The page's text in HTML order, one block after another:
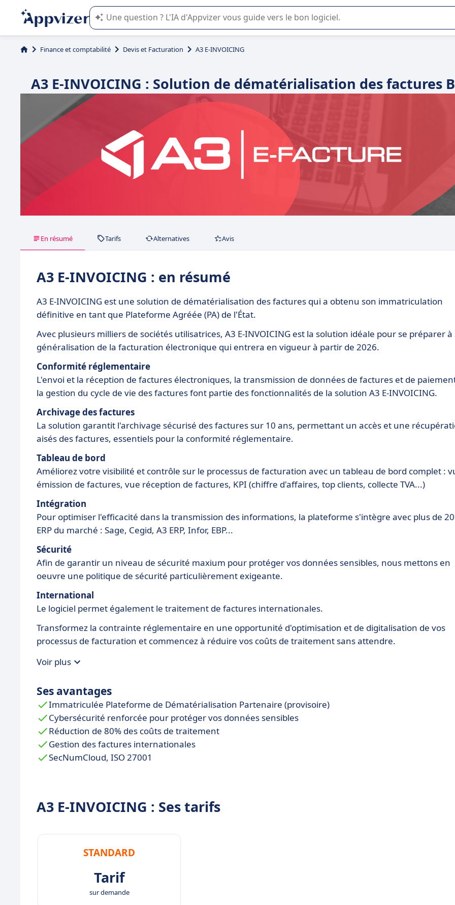
L'IA de Appvizer vous guide dans l'utilisation ou la sélection de logiciel SaaS en entreprise.
Finance et comptabilité Devis et Facturation A3 E-INVOICING
A3 E-INVOICING : Solution de dématérialisation des factures
En résumé Tarifs Alternatives Avis
A3 E-INVOICING : en résumé
A3 E-INVOICING est une solution de dématérialisation des factures qui a obtenu son immatriculation
définitive en tant que Plateforme Agréée (PA) de l'État.
Avec plusieurs milliers de sociétés utilisatrices, A3 E-INVOICING est la solution idéale pour se préparer à
généralisation de la facturation électronique qui entrera en vigueur à partir de 2026.
Conformité réglementaire
L'envoi et la réception de factures électroniques, la transmission de données de factures et de
la gestion du cycle de vie des factures font partie des fonctionnalités de la solution A3 E-INVOICING.
Archivage des factures
La solution garantit l'archivage sécurisé des factures sur 10 ans, permettant un accès et une
aisés des factures, essentiels pour la conformité réglementaire.
Tableau de bord
Améliorez votre visibilité et contrôle sur le processus de facturation avec un tableau de bord complet :
émission de factures, vue réception de factures, KPI (chiffre d'affaires, top clients, collecte TVA...)
Intégration
Pour optimiser l'efficacité dans la transmission des informations, la plateforme s'intègre avec plus de
ERP du marché : Sage, Cegid, A3 ERP, Infor, EBP...
Sécurité
Afin de garantir un niveau de sécurité maxium pour protéger vos données sensibles, nous mettons en
oeuvre une politique de sécurité particulièrement exigeante.
International
Le logiciel permet également le traitement de factures internationales.
Transformez la contrainte réglementaire en une opportunité d'optimisation et de digitalisation de vos
processus de facturation et commencez à réduire vos coûts de traitement sans attendre.
Voir plus
Ses avantages
Immatriculée Plateforme de Dématérialisation Partenaire (provisoire)
Cybersécurité renforcée pour protéger vos données sensibles
Réduction de 80% des coûts de traitement
Gestion des factures internationales
SecNumCloud, ISO 27001
A3 E-INVOICING : Ses tarifs
STANDARD
Tarif
sur demande